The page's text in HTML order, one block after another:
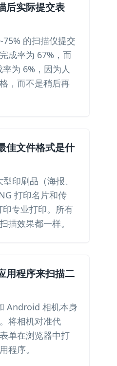
后实际提交表
的扫描仪提交
成率为 67%，而
为 6%，因为人
，而不是稍后再
佳文件格式是什
印刷品（海报、
打印名片和传
印专业打印。所有
描效果都一样。
用程序来扫描二
Android 相机本身
将相机对准代
单在浏览器中打
程序。